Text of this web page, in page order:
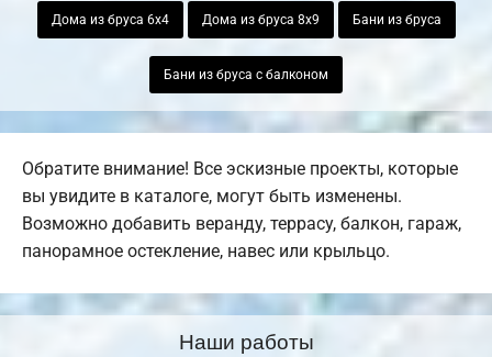
Дома из бруса 6х4 Дома из бруса 8х9 Бани из бруса
Бани из бруса с балконом
Обратите внимание! Все эскизные проекты, которые
вы увидите в каталоге, могут быть изменены.
Возможно добавить веранду, террасу, балкон, гараж,
панорамное остекление, навес или крыльцо.
Наши работы